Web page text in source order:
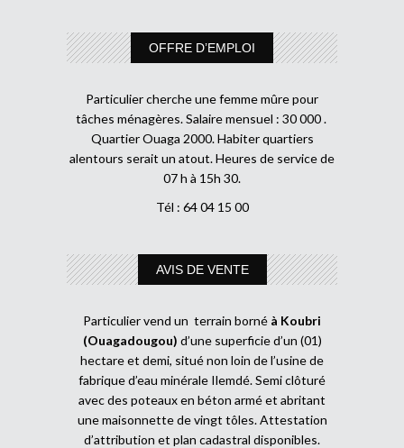
OFFRE D’EMPLOI
Particulier cherche une femme mûre pour
tâches ménagères. Salaire mensuel : 30 000 .
Quartier Ouaga 2000. Habiter quartiers
alentours serait un atout. Heures de service de
07 h à 15h 30.
Tél : 64 04 15 00
AVIS DE VENTE
Particulier vend un terrain borné à Koubri
(Ouagadougou) d’une superficie d’un (01)
hectare et demi, situé non loin de l’usine de
fabrique d’eau minérale Ilemdé. Semi clôturé
avec des poteaux en béton armé et abritant
une maisonnette de vingt tôles. Attestation
d’attribution et plan cadastral disponibles.